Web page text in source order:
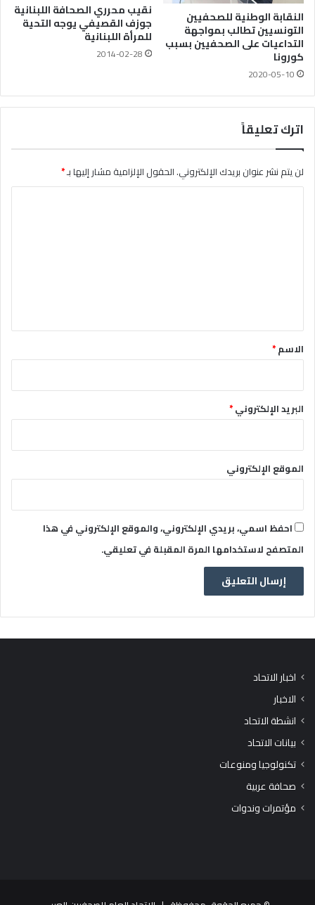
النقابة الوطنية للصحفيين
التونسيين تطالب بمواجهة
التداعيات على الصحفيين بسبب
كورونا
2020-05-10
نقيب محرري الصحافة اللبنانية
جوزف القصيفي يوجه التحية
للمرأة اللبنانية
2014-02-28
اترك تعليقاً
لن يتم نشر عنوان بريدك الإلكتروني.الحقول الإلزامية مشار إليها بـ*
*الاسم*
البريد الإلكتروني*
الموقع الإلكتروني
احفظ اسمي، بريدي الإلكتروني، والموقع الإلكتروني في هذا
المتصفح لاستخدامها المرة المقبلة في تعليقي.
اخبار الاتحاد
الاخبار
انشطة الاتحاد
بيانات الاتحاد
تكنولوجيا ومنوعات
صحافة عربية
مؤتمرات وندوات